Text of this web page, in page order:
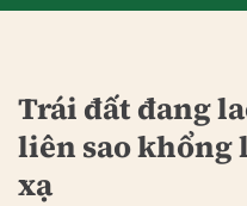
Trái đất đang
liên sao khổng
xạ